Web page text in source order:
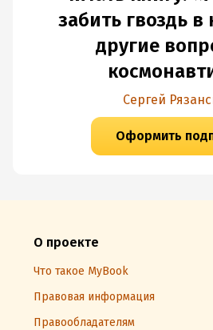
подмышку и обязательно читайте
забить гвоздь в
другие
Сергей
Оформить
О проекте
Что такое MyBook
Правовая информация
Правообладателям